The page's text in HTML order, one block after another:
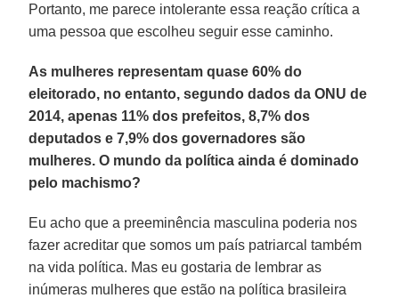
Portanto, me parece intolerante essa reação crítica a
uma pessoa que escolheu seguir esse caminho.
As mulheres representam quase 60% do
eleitorado, no entanto, segundo dados da ONU de
2014, apenas 11% dos prefeitos, 8,7% dos
deputados e 7,9% dos governadores são
mulheres. O mundo da política ainda é dominado
pelo machismo?
Eu acho que a preeminência masculina poderia nos
fazer acreditar que somos um país patriarcal também
na vida política. Mas eu gostaria de lembrar as
inúmeras mulheres que estão na política brasileira